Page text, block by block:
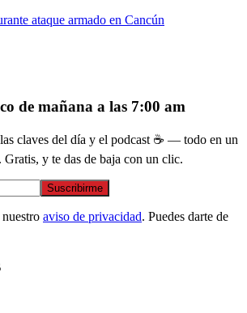
ataque armado en Cancún
de mañana a las 7:00 am
claves del día y el podcast ☕ — todo en un
Gratis, y te das de baja con un clic.
Suscribirme
aviso de privacidad. Puedes darte de